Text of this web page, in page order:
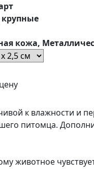
кожа,
к влажности и
питомца.
животное